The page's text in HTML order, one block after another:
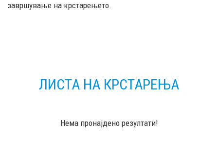
завршување на крстарењето.
ЛИСТА НА КРСТАРЕЊА
Нема пронајдено резултати!